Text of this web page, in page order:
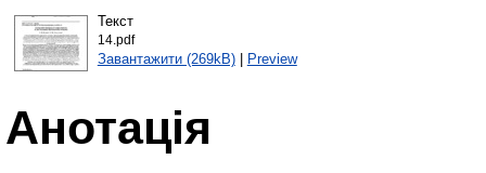
Текст
14.pdf
Завантажити (269kB)| Preview
Анотація